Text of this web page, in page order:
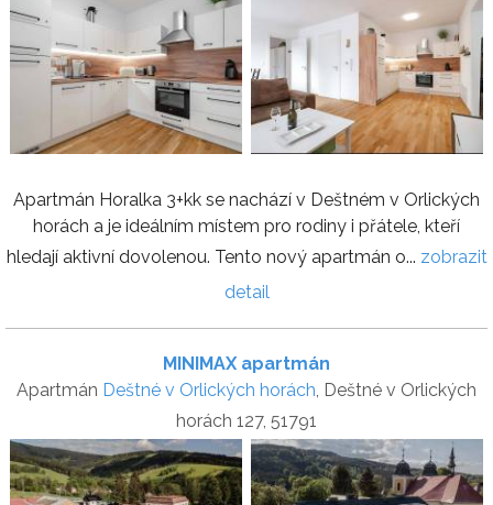
Apartmán Horalka 3+kk se nachází v Deštném v Orlických
horách a je ideálním místem pro rodiny i přátele, kteří
hledají aktivní dovolenou. Tento nový apartmán o... zobrazit
detail
MINIMAX apartmán
Apartmán Deštné v Orlických horách, Deštné v Orlických
horách 127, 51791